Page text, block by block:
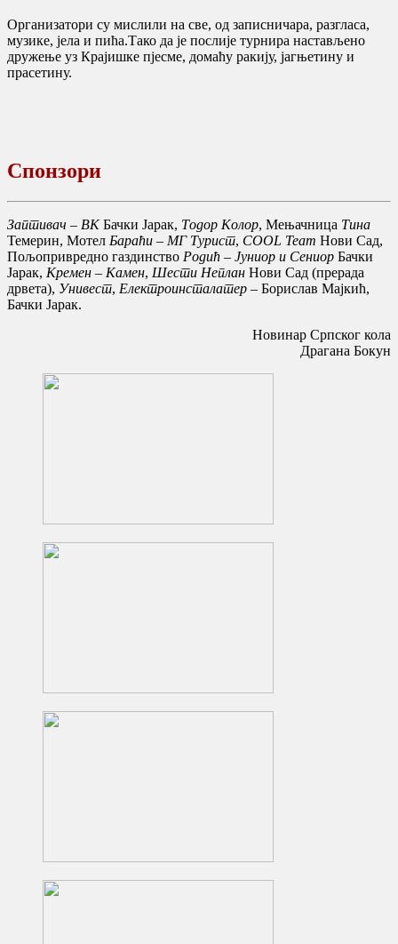
Организатори су мислили на све, од записничара, разгласа,
музике, јела и пића.Тако да је послије турнира настављено
дружење уз Крајишке пјесме, домаћу ракију, јагњетину и
прасетину.
Спонзори
Заптивач – ВКБачки Јарак, Тодор Колор, Мењачница Тина
Темерин, Мотел Бараћи – МГ Турист, COOL Team Нови Сад,
Пољопривредно газдинство Родић – Јуниор и Сениор Бачки
Јарак, Кремен – Камен, Шести Неплан Нови Сад (прерада
дрвета), Унивест, Електроинсталатер – Борислав Мајкић,
Бачки Јарак.
Новинар Српског кола
Драгана Бокун